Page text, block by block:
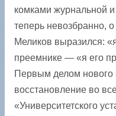
комками журнальной
теперь невозбранно,
Меликов выразился:
преемнике — «я его
Первым делом нового
восстановление во
«Университетского